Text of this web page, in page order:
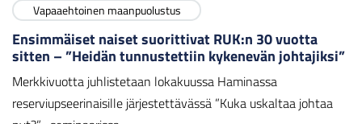
Vapaaehtoinen maanpuolustus
Ensimmäiset naiset suorittivat RUK:n 30 vuotta
sitten – ”Heidän tunnustettiin kykenevän johtajiksi”
Merkkivuotta juhlistetaan lokakuussa Haminassa
reserviupseerinaisille järjestettävässä ”Kuka uskaltaa johtaa